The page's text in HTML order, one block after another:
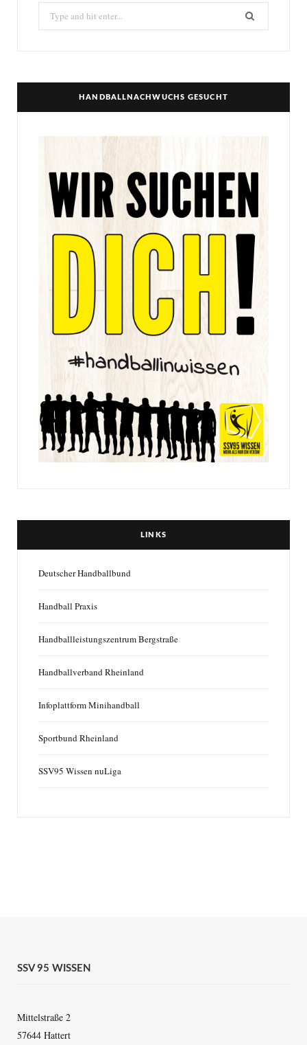
Search
for:
HANDBALLNACHWUCHS GESUCHT
LINKS
Deutscher Handballbund
Handball Praxis
Handballleistungszentrum Bergstraße
Handballverband Rheinland
Infoplattform Minihandball
Sportbund Rheinland
SSV95 Wissen nuLiga
SSV 95 WISSEN
Mittelstraße 2
57644 Hattert